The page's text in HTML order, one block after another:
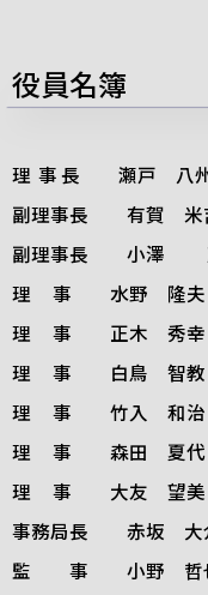
役員名簿
理 事長 瀬戸 八
副理事長 有賀 米
副理事長 小澤
理
事 水野 隆夫
理
事 正木 秀幸
理
事 白鳥 智教
理
事 竹入 和治
理
事 森田 夏代
理
事 大友 望美
事務局長 赤坂 大
監 事 小野 哲